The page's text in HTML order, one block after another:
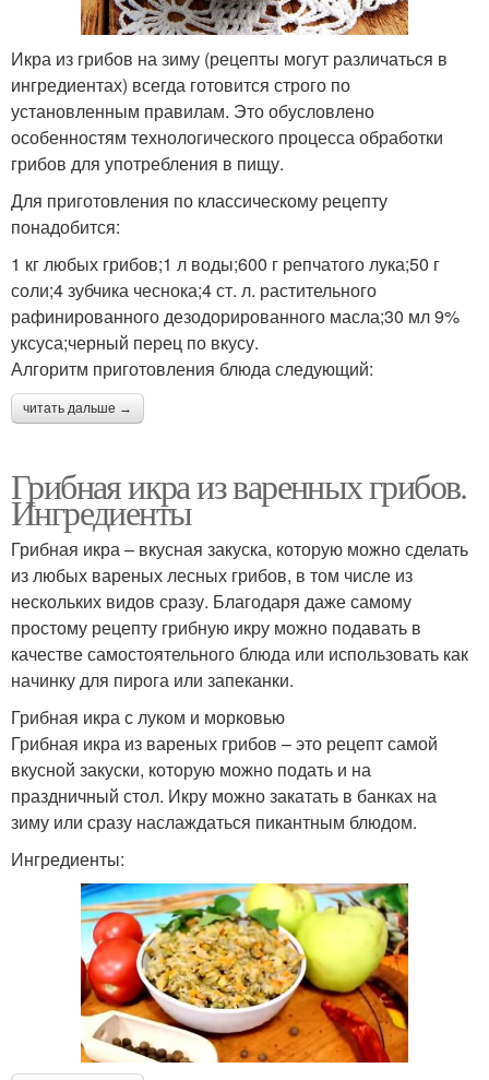
Икра из грибов на зиму (рецепты могут различаться в
ингредиентах) всегда готовится строго по
установленным правилам. Это обусловлено
особенностям технологического процесса обработки
грибов для употребления в пищу.
Для приготовления по классическому рецепту
понадобится:
1 кг любых грибов;1 л воды;600 г репчатого лука;50 г
соли;4 зубчика чеснока;4 ст. л. растительного
рафинированного дезодорированного масла;30 мл 9%
уксуса;черный перец по вкусу.
Алгоритм приготовления блюда следующий:
читать дальше →
Грибная икра из варенных грибов.
Ингредиенты
Грибная икра – вкусная закуска, которую можно сделать
из любых вареных лесных грибов, в том числе из
нескольких видов сразу. Благодаря даже самому
простому рецепту грибную икру можно подавать в
качестве самостоятельного блюда или использовать как
начинку для пирога или запеканки.
Грибная икра с луком и морковью
Грибная икра из вареных грибов – это рецепт самой
вкусной закуски, которую можно подать и на
праздничный стол. Икру можно закатать в банках на
зиму или сразу наслаждаться пикантным блюдом.
Ингредиенты: